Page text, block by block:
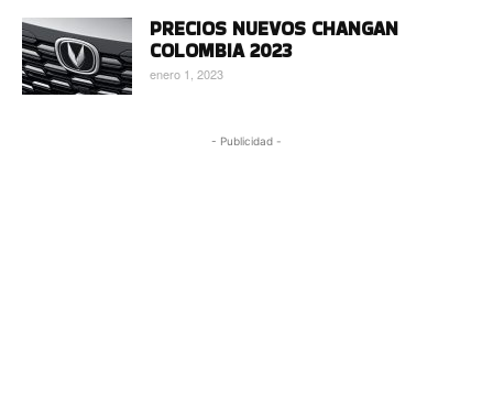
PRECIOS NUEVOS CHANGAN
COLOMBIA 2023
enero 1, 2023
- Publicidad -